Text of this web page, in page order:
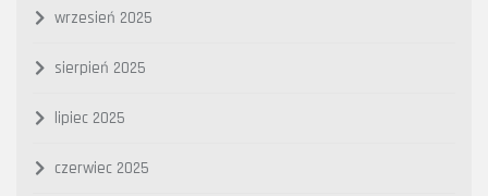
wrzesień 2025
sierpień 2025
lipiec 2025
czerwiec 2025